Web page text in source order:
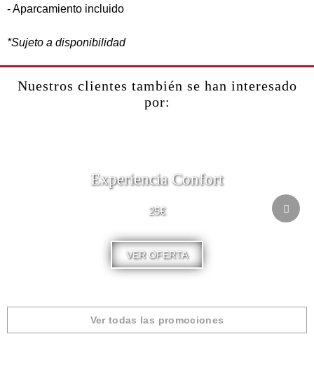
- Aparcamiento incluido
*Sujeto a disponibilidad
Nuestros clientes también se han interesado
por:
Experiencia Confort
25€
VER OFERTA
Ver todas las promociones